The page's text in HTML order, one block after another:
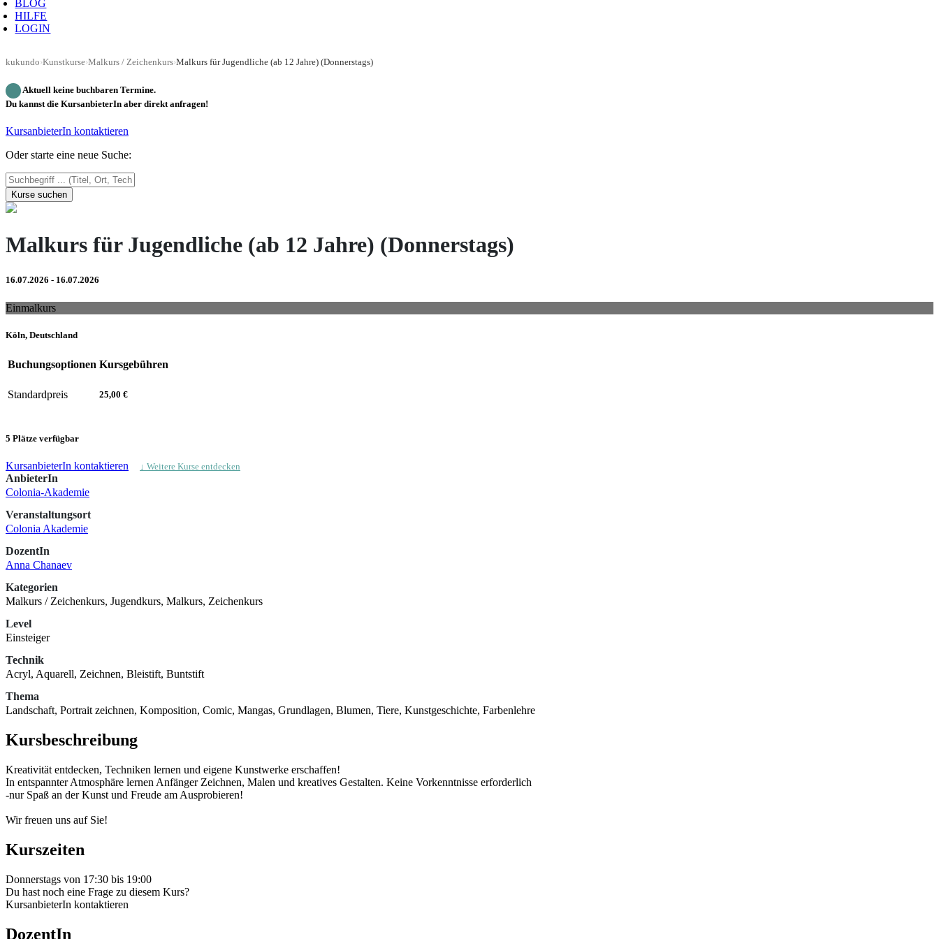
BLOG
HILFE
LOGIN
kukundo›Kunstkurse›Malkurs / Zeichenkurs›Malkurs für Jugendliche (ab 12 Jahre) (Donnerstags)
Aktuell keine buchbaren Termine.
Du kannst die KursanbieterIn aber direkt anfragen!
KursanbieterIn kontaktieren
Oder starte eine neue Suche:
Kurse suchen
Malkurs für Jugendliche (ab 12 Jahre) (Donnerstags)
16.07.2026 - 16.07.2026
Einmalkurs
Köln, Deutschland
Buchungsoptionen Kursgebühren
Standardpreis 25,00 €
5 Plätze verfügbar
KursanbieterIn kontaktieren ↓ Weitere Kurse entdecken
AnbieterIn
Colonia-Akademie
Veranstaltungsort
Colonia Akademie
DozentIn
Anna Chanaev
Kategorien
Malkurs / Zeichenkurs, Jugendkurs, Malkurs, Zeichenkurs
Level
Einsteiger
Technik
Acryl, Aquarell, Zeichnen, Bleistift, Buntstift
Thema
Landschaft, Portrait zeichnen, Komposition, Comic, Mangas, Grundlagen, Blumen, Tiere, Kunstgeschichte, Farbenlehre
Kursbeschreibung
Kreativität entdecken, Techniken lernen und eigene Kunstwerke erschaffen!
In entspannter Atmosphäre lernen Anfänger Zeichnen, Malen und kreatives Gestalten. Keine Vorkenntnisse erforderlich
-nur Spaß an der Kunst und Freude am Ausprobieren!
Wir freuen uns auf Sie!
Kurszeiten
Donnerstags von 17:30 bis 19:00
Du hast noch eine Frage zu diesem Kurs?
KursanbieterIn kontaktieren
DozentIn